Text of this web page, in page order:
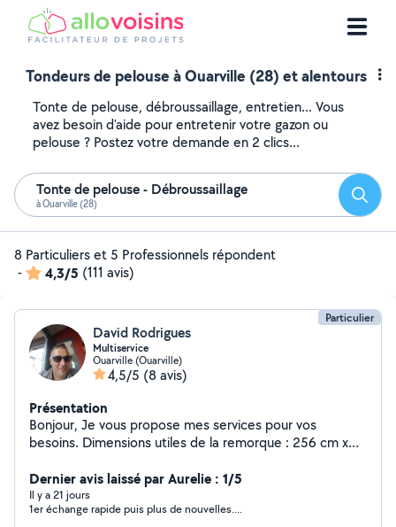
Tondeurs de pelouse à Ouarville (28) et alentours
Tonte de pelouse, débroussaillage, entretien... Vous
avez besoin d'aide pour entretenir votre gazon ou
pelouse ? Postez votre demande en 2 clics...
Tonte de pelouse - Débroussaillage
à Ouarville (28)
8 Particuliers et 5 Professionnels répondent
-
4,3/5 (111 avis)
Particulier
David Rodrigues
Multiservice
Ouarville (Ouarville)
4,5/5 (8 avis)
Présentation
Bonjour, Je vous propose mes services pour vos
besoins. Dimensions utiles de la remorque : 256 cm x
grands canapés) N'hésitez pas à m'envoyer un message
pour toute question. À bientôt !
Dernier avis laissé par Aurelie : 1/5
Il y a 21 jours
1er échange rapide puis plus de nouvelles....